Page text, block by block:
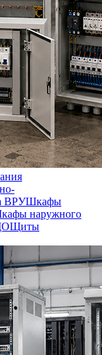
ВРУШкафы
наружного
Щиты